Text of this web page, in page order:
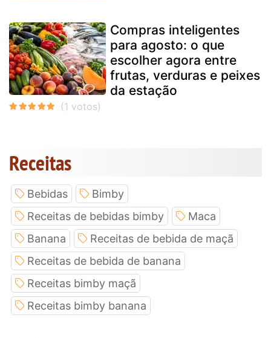
Compras inteligentes
para agosto: o que
escolher agora entre
frutas, verduras e peixes
da estação
Receitas
Bebidas
Bimby
Receitas de bebidas bimby
Maca
Banana
Receitas de bebida de maçã
Receitas de bebida de banana
Receitas bimby maçã
Receitas bimby banana